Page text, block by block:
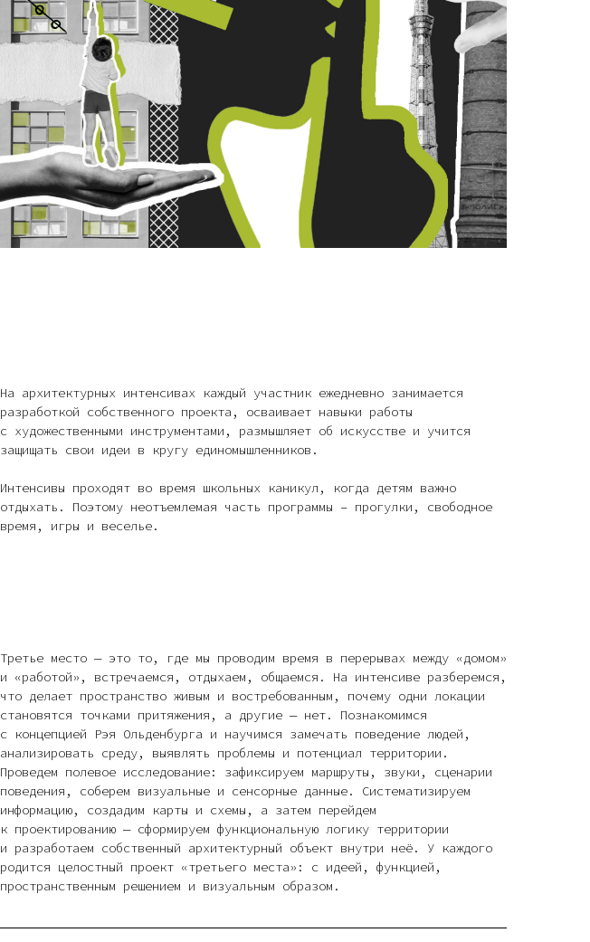
На архитектурных интенсивах каждый участник ежедневно занимается
разработкой собственного проекта, осваивает навыки работы
с художественными инструментами, размышляет об искусстве и учится
защищать свои идеи в кругу единомышленников.
Интенсивы проходят во время школьных каникул, когда детям важно
отдыхать. Поэтому неотъемлемая часть программы – прогулки, свободное
время, игры и веселье.
Третье место — это то, где мы проводим время в перерывах между «домом»
и «работой», встречаемся, отдыхаем, общаемся. На интенсиве разберемся,
что делает пространство живым и востребованным, почему одни локации
становятся точками притяжения, а другие — нет. Познакомимся
с концепцией Рэя Ольденбурга и научимся замечать поведение людей,
анализировать среду, выявлять проблемы и потенциал территории.
Проведем полевое исследование: зафиксируем маршруты, звуки, сценарии
поведения, соберем визуальные и сенсорные данные. Систематизируем
информацию, создадим карты и схемы, а затем перейдем
к проектированию — сформируем функциональную логику территории
и разработаем собственный архитектурный объект внутри неё. У каждого
родится целостный проект «третьего места»: с идеей, функцией,
пространственным решением и визуальным образом.